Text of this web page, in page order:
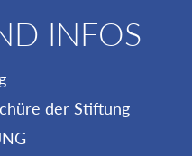
INFOS
der Stiftung